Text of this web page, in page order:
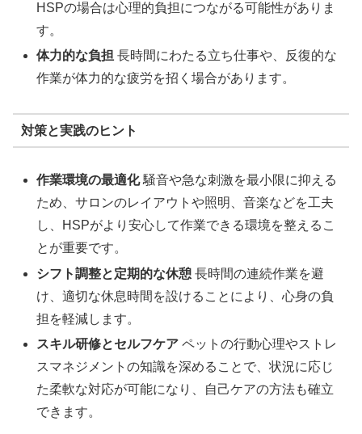
HSPの場合は心理的負担につながる可能性がありま
す。
体力的な負担 長時間にわたる立ち仕事や、反復的な
作業が体力的な疲労を招く場合があります。
対策と実践のヒント
作業環境の最適化騒音や急な刺激を最小限に抑える
ため、サロンのレイアウトや照明、音楽などを工夫
し、HSPがより安心して作業できる環境を整えるこ
とが重要です。
シフト調整と定期的な休憩 長時間の連続作業を避
け、適切な休息時間を設けることにより、心身の負
担を軽減します。
スキル研修とセルフケア ペットの行動心理やストレ
スマネジメントの知識を深めることで、状況に応じ
た柔軟な対応が可能になり、自己ケアの方法も確立
できます。